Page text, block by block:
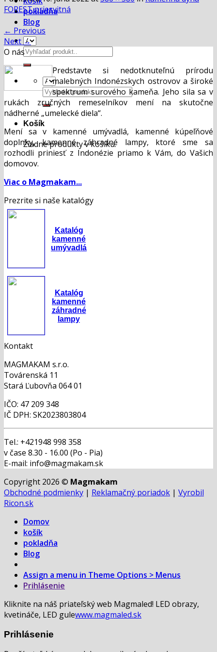
pokladňa
Blog
Hľadať:
Hľadať:
Košík
Žiadne produkty v košíku.
FOREST priesvitná
← Previous
Next →
O nás
Predstavte si nedotknuteľnú prírodu
malebných Indonézskych ostrovov a široké
spektrum surového kameňa. Jeho sila sa v
rukách zručných remeselníkov mení na skutočne
nádherné „umelecké diela“.
Mení sa v kamenné umývadlá, kamenné kúpeľňové
doplnky, kamenné záhradné lampy, ktoré sme sa
rozhodli priniesť z Indonézie priamo k Vám, do Vašich
domovov.
Viac o Magmakam...
Prezrite si naše katalógy
Katalóg
kamenné
umývadlá
Katalóg
kamenné
záhradné
lampy
Kontakt
MAGMAKAM s.r.o.
Továrenská 11
Stará Ľubovňa 064 01
IČO: 47 209 348
IČ DPH: SK2023803804
Tel.: +421948 998 358
v čase 8.30 - 16.00 (Po - Pia)
E-mail: info@magmakam.sk
Copyright 2026 © Magmakam
Obchodné podmienky | Reklamačný poriadok | Vyrobil
Ricon.sk
Domov
košík
pokladňa
Blog
Assign a menu in Theme Options > Menus
Prihlásenie
Kliknite na náš priateľský web Magmaled! LED obrazy,
kvetináče, LED gulewww.magmaled.sk
Prihlásenie